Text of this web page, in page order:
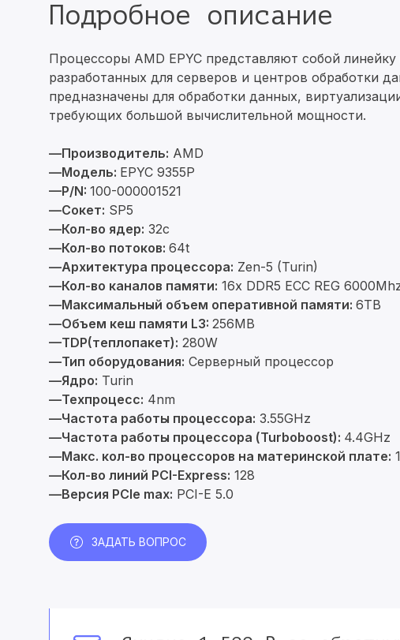
Подробное описание
Процессоры AMD EPYC представляют собой
разработанных для серверов и центров обработки
предназначены для обработки данных,
требующих большой вычислительной мощности.
—Производитель: AMD
—Модель: EPYC 9355P
—P/N: 100-000001521
—Сокет: SP5
—Кол-во ядер: 32c
—Кол-во потоков: 64t
—Архитектура процессора: Zen-5 (Turin)
—Кол-во каналов памяти: 16x DDR5 ECC REG
—Максимальный объем оперативной памяти: 6TB
—Объем кеш памяти L3: 256MB
—TDP(теплопакет): 280W
—Тип оборудования: Серверный процессор
—Ядро: Turin
—Техпроцесс: 4nm
—Частота работы процессора: 3.55GHz
—Частота работы процессора (Turboboost): 4.4GHz
—Макс. кол-во процессоров на материнской плате: 1
—Кол-во линий PCI-Express: 128
—Версия PCIe max: PCI-E 5.0
ЗАДАТЬ ВОПРОС